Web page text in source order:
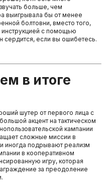
больше, чем
выигрывала бы от менее
болтовни, вместо того,
инструкцией с помощью
сердится, если вы ошибетесь.
в итоге
шутер от первого лица с
акцент на тактическом
кампании
сложные миссии в
иногда подрывают реализм
в кооперативном
игру, которая
за преодоление